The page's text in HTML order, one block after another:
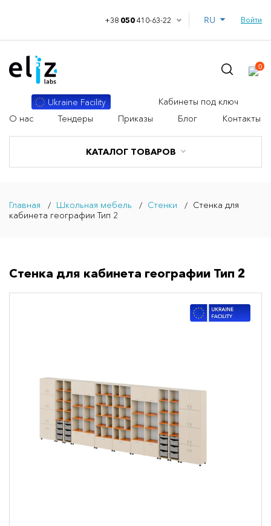
+38 050410-63-22 Войти
КАТАЛОГ ТОВАРОВ
Ukraine Facility
Кабинеты под ключ
О нас
Тендеры Приказы Блог Контакты
0
Главная Школьная мебель Стенки
Стенка для
кабинета географии Тип 2
Стенка для кабинета географии Тип 2